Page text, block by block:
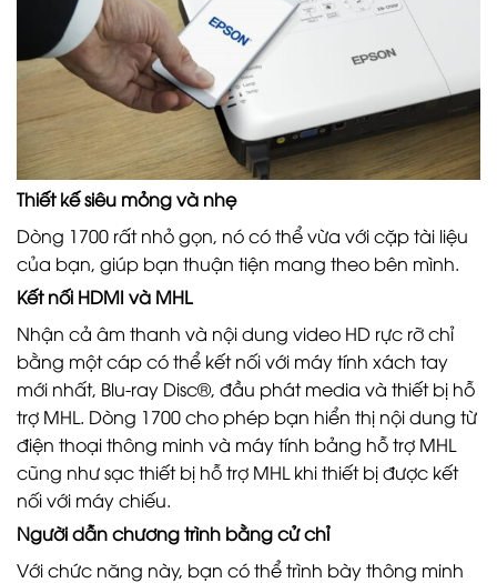
Thiết kế siêu mỏng và nhẹ
Dòng 1700 rất nhỏ gọn, nó có thể vừa với cặp tài liệu
của bạn, giúp bạn thuận tiện mang theo bên mình.
Kết nối HDMI và MHL
Nhận cả âm thanh và nội dung video HD rực rỡ chỉ
bằng một cáp có thể kết nối với máy tính xách tay
mới nhất, Blu-ray Disc®, đầu phát media và thiết bị hỗ
trợ MHL. Dòng 1700 cho phép bạn hiển thị nội dung từ
điện thoại thông minh và máy tính bảng hỗ trợ MHL
cũng như sạc thiết bị hỗ trợ MHL khi thiết bị được kết
nối với máy chiếu.
Người dẫn chương trình bằng cử chỉ
Với chức năng này, bạn có thể trình bày thông minh